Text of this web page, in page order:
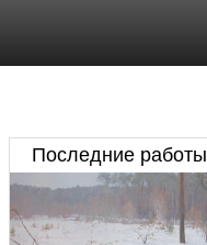
Последние работы